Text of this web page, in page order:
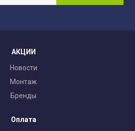
АКЦИИ
Новости
Монтаж
Бренды
Оплата